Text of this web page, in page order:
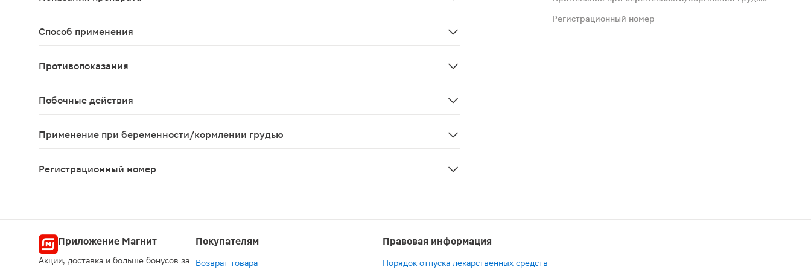
Способ применения
Противопоказания
Побочные действия
Применение при беременности/кормлении грудью
Регистрационный номер
Регистрационный номер
Приложение Магнит
Акции, доставка и больше бонусов за
Покупателям
Возврат товара
Правовая информация
Порядок отпуска лекарственных средств